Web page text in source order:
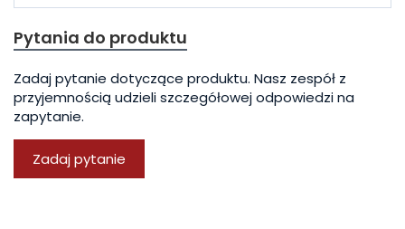
Pytania do produktu
Zadaj pytanie dotyczące produktu. Nasz zespół z
przyjemnością udzieli szczegółowej odpowiedzi na
zapytanie.
Zadaj pytanie